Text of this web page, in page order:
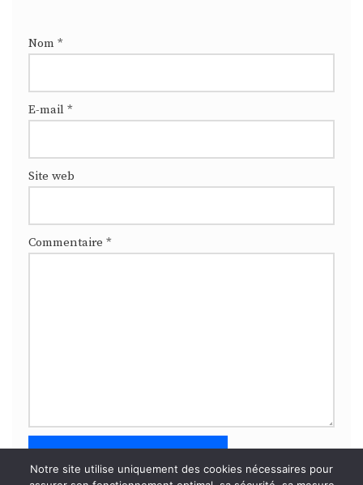
Nom *
E-mail *
Site web
Commentaire *
Notre site utilise uniquement des cookies nécessaires pour